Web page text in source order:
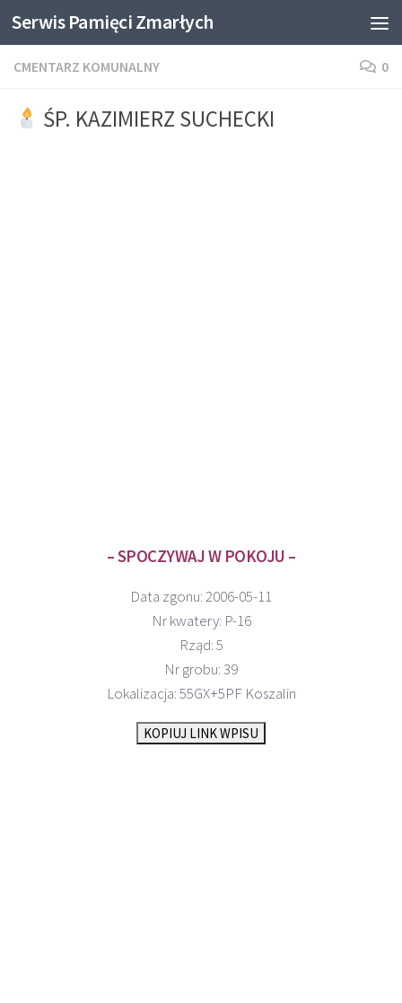
Skip to content
Serwis Pamięci Zmarłych
CMENTARZ KOMUNALNY 0
ŚP. KAZIMIERZ SUCHECKI
– SPOCZYWAJ W POKOJU –
Data zgonu: 2006-05-11
Nrkwatery: P-16
Rząd: 5
Nr grobu: 39
Lokalizacja:55GX+5PF Koszalin
KOPIUJ LINK WPISU